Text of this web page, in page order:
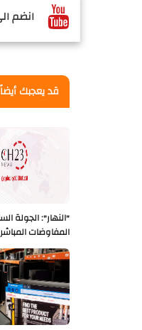
انضم
قد يعجبك أيضاً
"النهار": الجولة
المفاوضات